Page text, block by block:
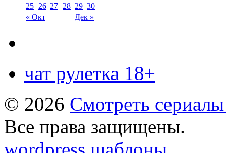
« Окт Дек »
25 26 27 28 29 30
чат рулетка 18+
© 2026 Смотреть
Все права защищены.